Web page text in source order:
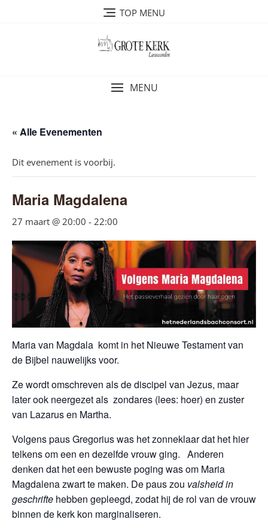
TOP MENU
MENU
« Alle Evenementen
Dit evenement is voorbij.
Maria Magdalena
27 maart @ 20:00 - 22:00
Maria van Magdala komt in het Nieuwe Testament van
de Bijbel nauwelijks voor.
Ze wordt omschreven als de discipel van Jezus, maar
later ook neergezet als zondares (lees: hoer) en zuster
van Lazarus en Martha.
Volgens paus Gregorius was het zonneklaar dat het hier
telkens om een en dezelfde vrouw ging. Anderen
denken dat het een bewuste poging was om Maria
Magdalena zwart te maken. De paus zou valsheid in
geschrifte hebben gepleegd, zodat hij de rol van de vrouw
binnen de kerk kon marginaliseren.